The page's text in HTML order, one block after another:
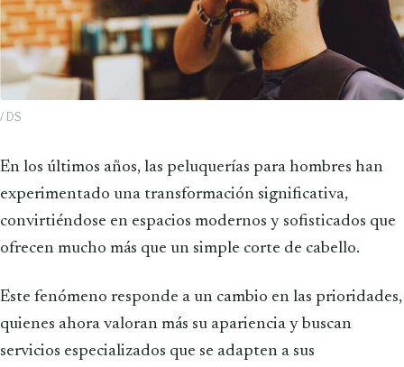
/ DS
En los últimos años, las peluquerías para hombres han
experimentado una transformación significativa,
convirtiéndose en espacios modernos y sofisticados que
ofrecen mucho más que un simple corte de cabello.
Este fenómeno responde a un cambio en las prioridades,
quienes ahora valoran más su apariencia y buscan
servicios especializados que se adapten a sus